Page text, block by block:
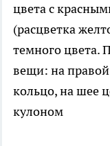
цвета с
(расцветка
темного цвета.
вещи: на
кольцо, на шее
кулоном